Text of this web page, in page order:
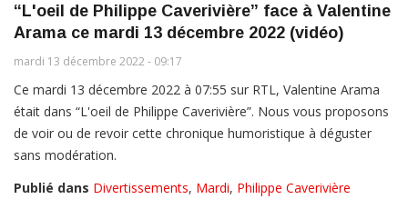
“L'oeil de Philippe Caverivière” face à Valentine
Arama ce mardi 13 décembre 2022 (vidéo)
mardi 13 décembre 2022 - 09:17
Ce mardi 13 décembre 2022 à 07:55 sur RTL, Valentine Arama
était dans “L'oeil de Philippe Caverivière”. Nous vous proposons
de voir ou de revoir cette chronique humoristique à déguster
sans modération.
Publié dans Divertissements, Mardi, Philippe Caverivière